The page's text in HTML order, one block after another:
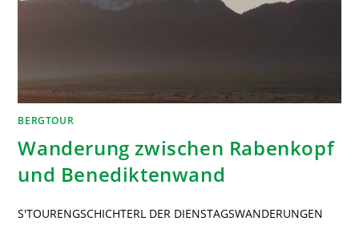
BERGTOUR
Wanderung zwischen Rabenkopf
und Benediktenwand
S'TOURENGSCHICHTERL DER DIENSTAGSWANDERUNGEN